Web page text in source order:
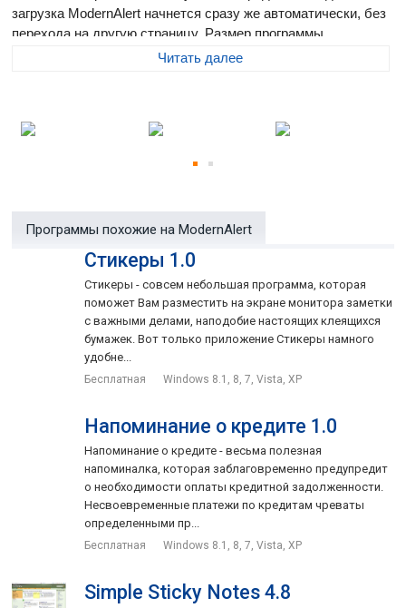
загрузка ModernAlert начнется сразу же автоматически, без
перехода на другую страницу. Размер программы
перезагружать и выключать компьютер в установленное
предпочтениям.
Возможности:
Будильник - однократный и на целую неделю, с
возможностью повтора сигнала, выбора способа
подтверждения пробуждения, плавного увеличения
громкости, разными мелодиями на каждый день.
Таймер - однократный и интервальный, обратный отсчет
с возможностью звукового оповещения мелодиями
Секундомер - как простой, так и с выводом
промежуточных результатов и показателей круга.
Настройка точности показаний.
перевод в спящий режим и другие операции по
Читать далее
Программы похожие на ModernAlert
Стикеры 1.0
Стикеры - совсем небольшая программа, которая
поможет Вам разместить на экране монитора заметки
с важными делами, наподобие настоящих клеящихся
бумажек. Вот только приложение Стикеры намного
удобне...
Бесплатная Windows 8.1, 8, 7, Vista, XP
Напоминание о кредите 1.0
Напоминание о кредите - весьма полезная
напоминалка, которая заблаговременно предупредит
о необходимости оплаты кредитной задолженности.
Несвоевременные платежи по кредитам чреваты
определенными пр...
Бесплатная Windows 8.1, 8, 7, Vista, XP
Simple Sticky Notes 4.8